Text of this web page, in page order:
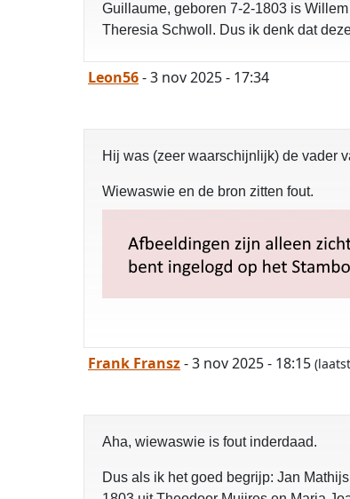
Guillaume, geboren 7-2-1803 is
Theresia Schwoll. Dus ik denk dat
Leon56- 3 nov 2025 - 17:34
Hij was (zeer waarschijnlijk) de vader
Wiewaswie en de bron zitten fout.
Frank Fransz- 3 nov 2025 - 18:15
Aha, wiewaswie is fout inderdaad.
Dus als ik het goed begrijp: Jan